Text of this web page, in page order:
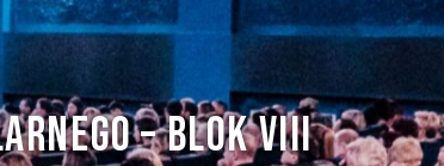
– BLOK VIII